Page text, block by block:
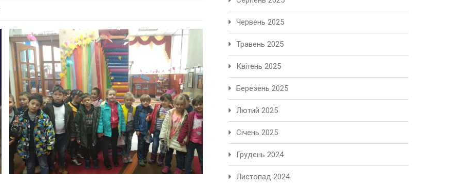
Червень 2025
Травень 2025
Квітень 2025
Березень 2025
Лютий 2025
Січень 2025
Грудень 2024
Листопад 2024